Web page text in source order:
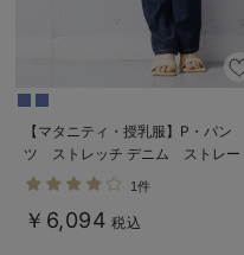
【マタニティ・授乳服】P・パン
ツ ストレッチ デニム ストレー
トセミフレア【ブーツカット】マタ
ニティパンツデニム
1件
￥6,094 税込